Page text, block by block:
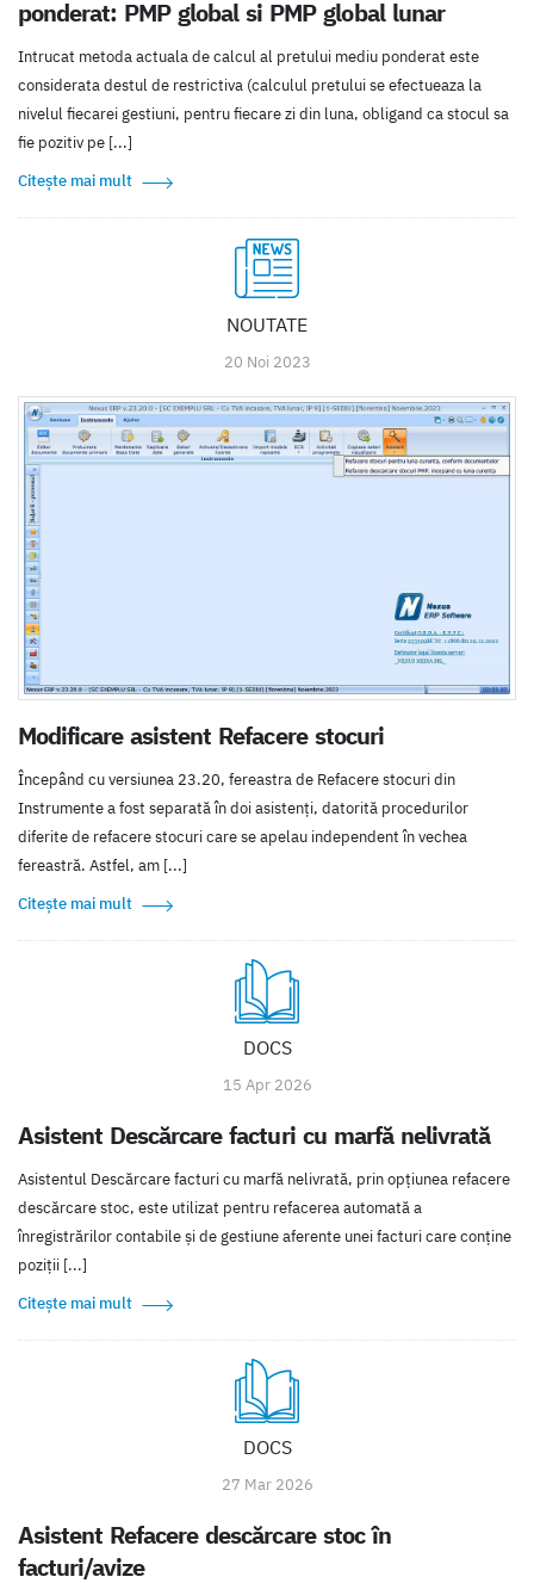
ponderat: PMP global si PMP global lunar
Intrucat metoda actuala de calcul al pretului mediu ponderat este
considerata destul de restrictiva (calculul pretului se efectueaza la
nivelul fiecarei gestiuni, pentru fiecare zi din luna, obligand ca stocul sa
fie pozitiv pe [...]
Citește mai mult
NOUTATE
20 Noi 2023
Modificare asistent Refacere stocuri
Începând cu versiunea 23.20, fereastra de Refacere stocuri din
Instrumente a fost separată în doi asistenți, datorită procedurilor
diferite de refacere stocuri care se apelau independent în vechea
fereastră. Astfel, am [...]
Citește mai mult
DOCS
15 Apr 2026
Asistent Descărcare facturi cu marfă nelivrată
Asistentul Descărcare facturi cu marfă nelivrată, prin opțiunea refacere
descărcare stoc, este utilizat pentru refacerea automată a
înregistrărilor contabile și de gestiune aferente unei facturi care conține
poziții [...]
Citește mai mult
DOCS
27 Mar 2026
Asistent Refacere descărcare stoc în
facturi/avize